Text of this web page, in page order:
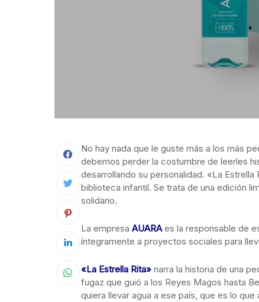
No hay nada que le guste más a los más
debemos perder la costumbre de leerles
desarrollando su personalidad. «La
biblioteca infantil. Se trata de una edición
solidario.
La empresa AUARAes la responsable de
íntegramente a proyectos sociales para
«La Estrella Rita» narra la historia de una
fugaz que guió a los Reyes Magos hasta
quiera llevar agua a ese país, que es lo